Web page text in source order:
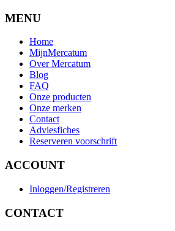
MENU
Home
MijnMercatum
Over Mercatum
Blog
FAQ
Onze producten
Onze merken
Contact
Adviesfiches
Reserveren voorschrift
ACCOUNT
Inloggen/Registreren
CONTACT